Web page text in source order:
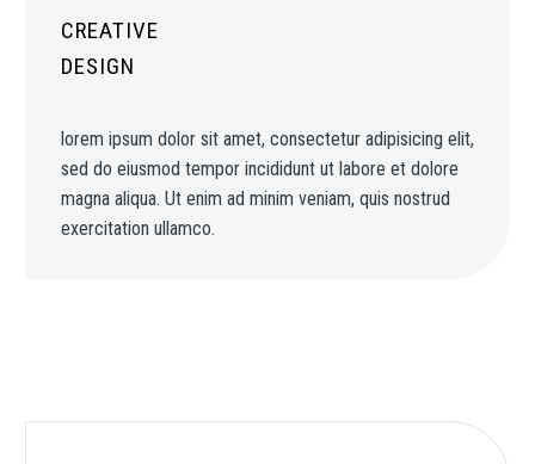
CREATIVE
DESIGN
lorem ipsum dolor sit amet, consectetur adipisicing elit,
sed do eiusmod tempor incididunt ut labore et dolore
magna aliqua. Ut enim ad minim veniam, quis nostrud
exercitation ullamco.